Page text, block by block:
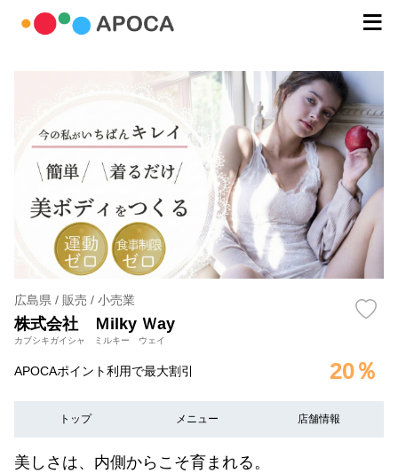
広島県 / 販売 / 小売業
株式会社 Ｍilky Ｗay
カブシキガイシャ ミルキー ウェイ
APOCAポイント利用で最大割引 20％
トップ メニュー 店舗情報
美しさは、内側からこそ育まれる。